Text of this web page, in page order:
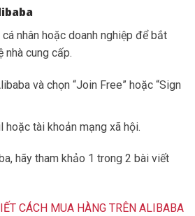
nhân hoặc doanh nghiệp để bắt
nhà cung cấp.
và chọn “Join Free” hoặc “Sign
tài khoản mạng xã hội.
hãy tham khảo 1 trong 2 bài viết
CÁCH MUA HÀNG TRÊN ALIBABA